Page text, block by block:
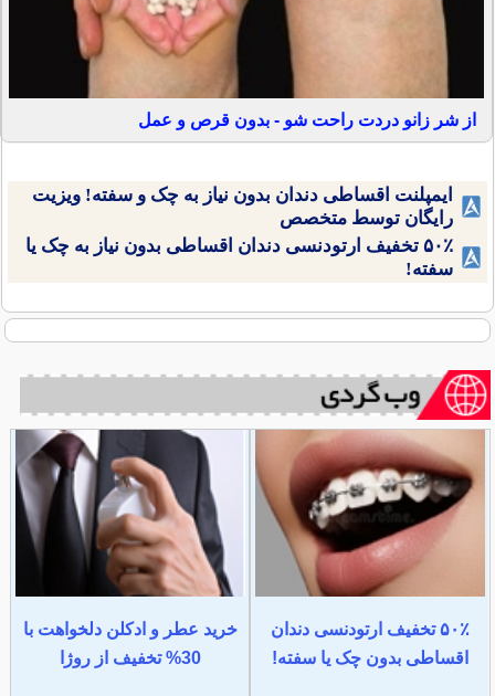
از شر زانو دردت راحت شو - بدون قرص و عمل
ایمپلنت اقساطی دندان بدون نیاز به چک و سفته! ویزیت
رایگان توسط متخصص
۵۰٪ تخفیف ارتودنسی دندان اقساطی بدون نیاز به چک یا
سفته!
۵۰٪ تخفیف ارتودنسی دندان
اقساطی بدون چک یا سفته!
خرید عطر و ادکلن دلخواهت با
30% تخفیف از روژا